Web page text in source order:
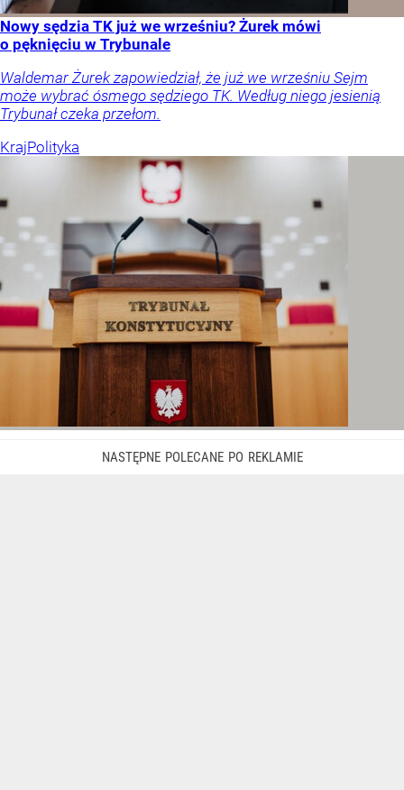
Nowy sędzia TK już we wrześniu? Żurek mówi
o pęknięciu w Trybunale
Waldemar Żurek zapowiedział, że już we wrześniu Sejm
może wybrać ósmego sędziego TK. Według niego jesienią
Trybunał czeka przełom.
KrajPolityka